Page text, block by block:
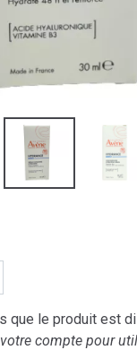
que le produit est
compte pour